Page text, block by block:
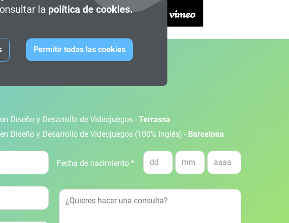
la política de cookies.
Permitir todas las cookies
Diseño y Desarrollo de Videojuegos - Terrassa
Diseño y Desarrollo de Videojuegos (100% Inglés) - Barcelona
Fecha de nacimiento *